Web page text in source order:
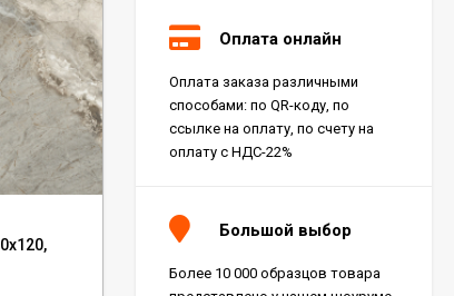
71897
Керамогранит ONLYGRES Marble XXL
MOGXL1001 White 80x160
Оплата онлайн
Оплата заказа различными
способами: по QR-коду, по
ссылке на оплату, по счету на
оплату с НДС-22%
Большой выбор
Более 10 000 образцов товара